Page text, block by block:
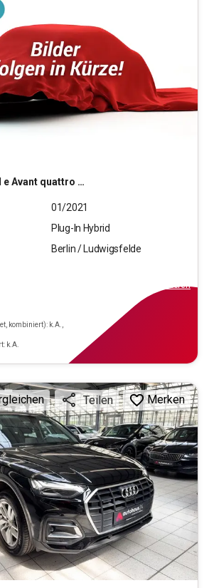
quattro sport (E6 d-T)
01/2021
Plug-In Hybrid
Berlin / Ludwigsfelde
kombiniert): k.A.,
k.A.
finanzieren
Teilen Merken